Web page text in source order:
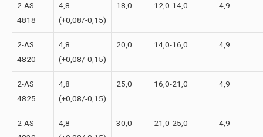
2-АS
4818
4,8
(+0,08/-0,15)
18,0 12,0-14,0 4,9
2-АS
4820
4,8
(+0,08/-0,15)
20,0 14,0-16,0 4,9
2-АS
4825
4,8
(+0,08/-0,15)
25,0 16,0-21,0 4,9
2-АS
4,8
30,0 21,0-25,0 4,9